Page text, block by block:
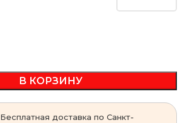
В КОРЗИНУ
Бесплатная доставка по Санкт-